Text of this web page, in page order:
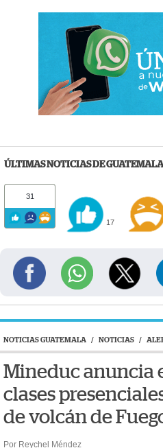
ÚLTIMAS NOTICIAS DE
31
17
NOTICIAS GUATEMALA / NOTICIAS /
Mineduc anuncia
clases
de volcán de
Por Reychel Méndez